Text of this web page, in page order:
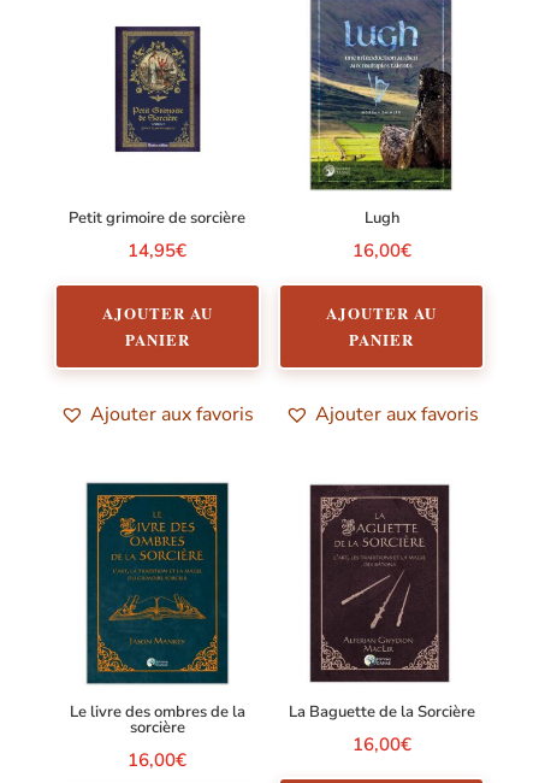
Petit grimoire de sorcière
14,95€
AJOUTER AU
PANIER
Ajouter aux favoris
Lugh
16,00€
AJOUTER AU
PANIER
Ajouter aux favoris
Le livre des ombres de la
sorcière
16,00€
La Baguette de la Sorcière
16,00€